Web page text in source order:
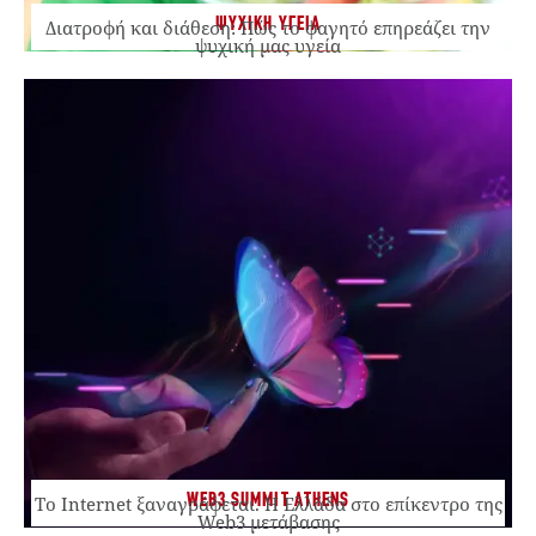
ΨΥΧΙΚΗ ΥΓΕΙΑ
Διατροφή και διάθεση: Πώς το φαγητό επηρεάζει την
ψυχική μας υγεία
WEB3 SUMMIT ATHENS
Το Internet ξαναγράφεται. Η Ελλάδα στο επίκεντρο της
Web3 μετάβασης